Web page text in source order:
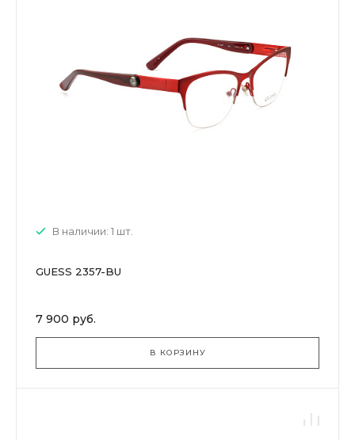
В наличии: 1 шт.
GUESS 2357-BU
7 900 руб.
В КОРЗИНУ